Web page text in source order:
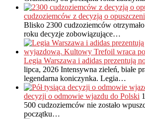
cudzoziemców z decyzją o
Blisko 2300 cudzoziemców
roku decyzje zobowiązujące…
Legia Warszawa i adidas prezentują
lipca, 2026 Intensywna zieleń, białe
legendarna koniczynka. Legia…
decyzji o odmowie wjazdu do Polski
500 cudzoziemców nie zostało
początku…